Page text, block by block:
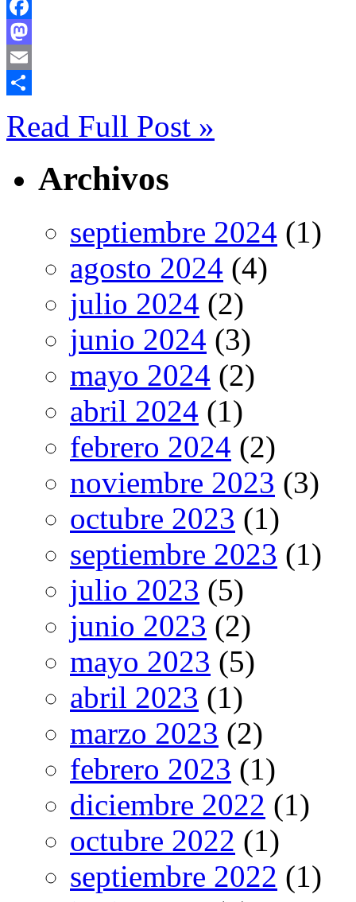
Facebook
Mastodon
Email
Read Full Post »
Archivos
septiembre 2024 (1)
agosto 2024 (4)
julio 2024 (2)
junio 2024 (3)
mayo 2024 (2)
abril 2024 (1)
febrero 2024 (2)
noviembre 2023 (3)
octubre 2023 (1)
septiembre 2023 (1)
julio 2023 (5)
junio 2023 (2)
mayo 2023 (5)
abril 2023 (1)
marzo 2023 (2)
febrero 2023 (1)
diciembre 2022 (1)
octubre 2022 (1)
septiembre 2022 (1)